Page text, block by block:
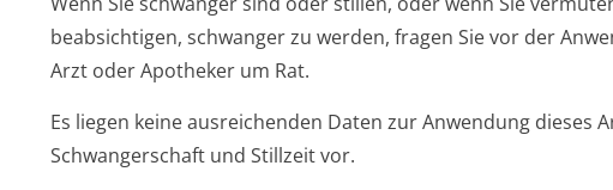
beabsichtigen, schwanger zu werden, fragen Sie vor der
Arzt oder Apotheker um Rat.
Es liegen keine ausreichenden Daten zur Anwendung dieses
Schwangerschaft und Stillzeit vor.